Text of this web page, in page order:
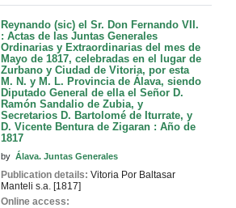
Reynando (sic) el Sr. Don Fernando VII.
: Actas de las Juntas Generales
Ordinarias y Extraordinarias del mes de
Mayo de 1817, celebradas en el lugar de
Zurbano y Ciudad de Vitoria, por esta
M. N. y M. L. Provincia de Álava, siendo
Diputado General de ella el Señor D.
Ramón Sandalio de Zubia, y
Secretarios D. Bartolomé de Iturrate, y
D. Vicente Bentura de Zigaran : Año de
1817
by Álava. Juntas Generales
Publication details: Vitoria Por Baltasar
Manteli s.a. [1817]
Online access: